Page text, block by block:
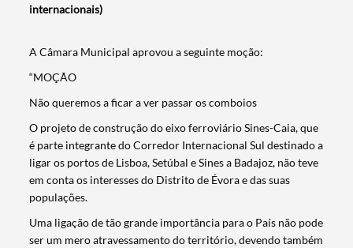
internacionais)
A Câmara Municipal aprovou a seguinte moção:
“MOÇÃO
Não queremos a ficar a ver passar os comboios
O projeto de construção do eixo ferroviário Sines-Caia, que
é parte integrante do Corredor Internacional Sul destinado a
ligar os portos de Lisboa, Setúbal e Sines a Badajoz, não teve
em conta os interesses do Distrito de Évora e das suas
populações.
Uma ligação de tão grande importância para o País não pode
ser um mero atravessamento do território, devendo também